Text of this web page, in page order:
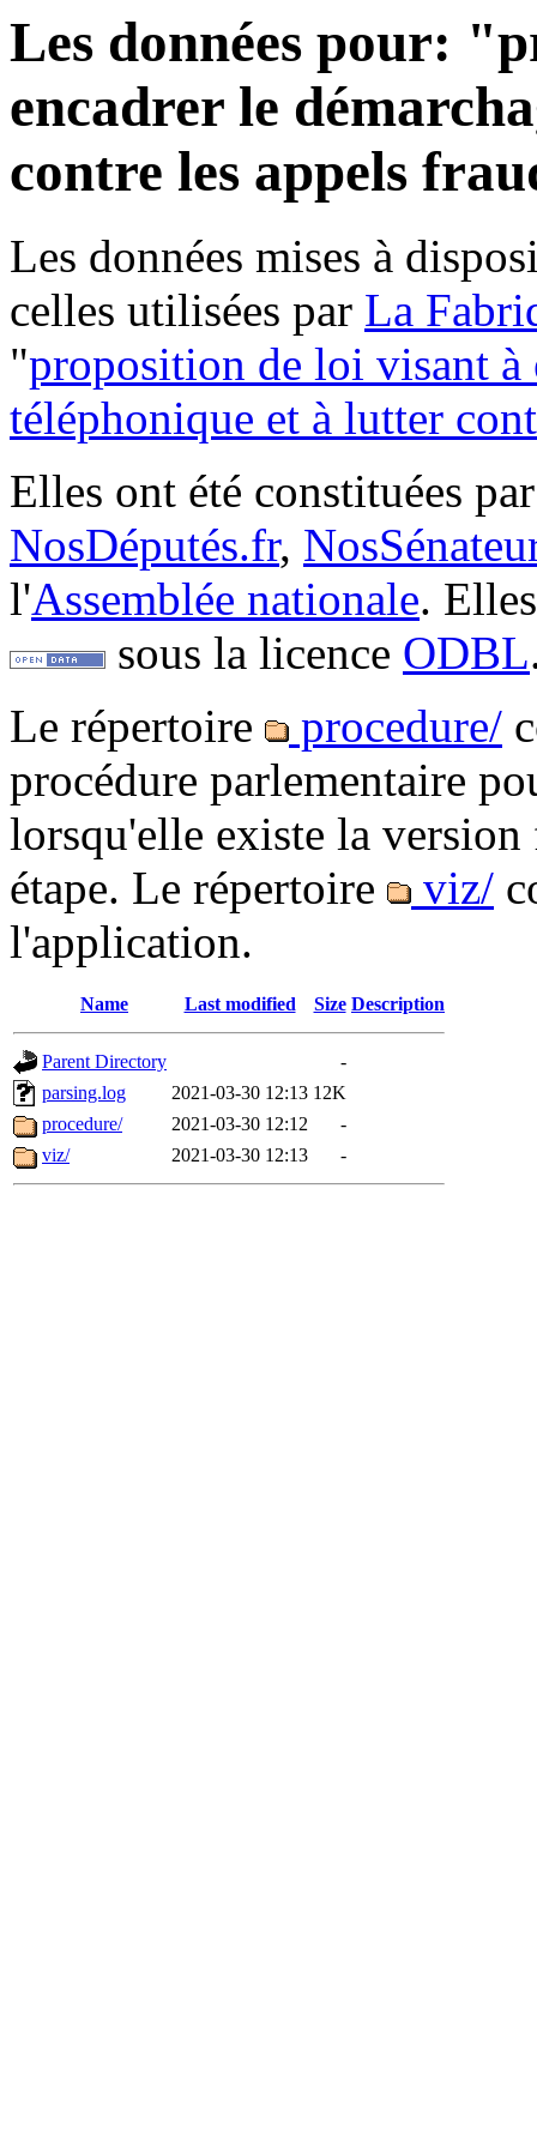
Les données pour:
encadrer le
contre les appels
Les données mises à
celles utilisées par La
"proposition de loi visant à
téléphonique et à lutter
Elles ont été constituées
NosDéputés.fr,
l'Assemblée nationale.
sous la licence ODBL
Le répertoire
procedure/
procédure parlementaire
lorsqu'elle existe la
étape. Le répertoire
viz/
l'application.
Name Last modified Size Description
Parent Directory
-
parsing.log
2021-03-30 12:13 12K
procedure/
2021-03-30 12:12
-
viz/
2021-03-30 12:13 -